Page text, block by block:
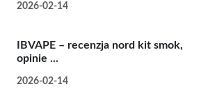
2026-02-14
IBVAPE – recenzja nord kit smok,
opinie ...
2026-02-14